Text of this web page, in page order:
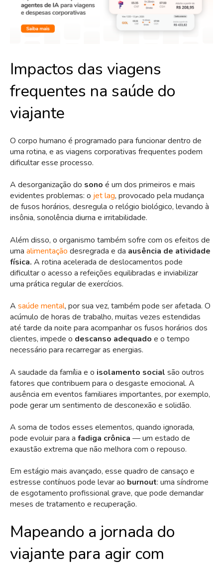
Impactos das viagens
frequentes na saúde do
viajante
O corpo humano é programado para funcionar dentro de
uma rotina, e as viagens corporativas frequentes podem
dificultar esse processo.
A desorganização do sono é um dos primeiros e mais
evidentes problemas: o jet lag, provocado pela mudança
de fusos horários, desregula o relógio biológico, levando à
insônia, sonolência diurna e irritabilidade.
Além disso, o organismo também sofre com os efeitos de
uma alimentação desregrada e da ausência de atividade
física. A rotina acelerada de deslocamentos pode
dificultar o acesso a refeições equilibradas e inviabilizar
uma prática regular de exercícios.
A saúde mental, por sua vez, também pode ser afetada. O
acúmulo de horas de trabalho, muitas vezes estendidas
até tarde da noite para acompanhar os fusos horários dos
clientes, impede o descanso adequado e o tempo
necessário para recarregar as energias.
A saudade da família e o isolamento social são outros
fatores que contribuem para o desgaste emocional. A
ausência em eventos familiares importantes, por exemplo,
pode gerar um sentimento de desconexão e solidão.
A soma de todos esses elementos, quando ignorada,
pode evoluir para a fadiga crônica — um estado de
exaustão extrema que não melhora com o repouso.
Em estágio mais avançado, esse quadro de cansaço e
estresse contínuos pode levar ao burnout: uma síndrome
de esgotamento profissional grave, que pode demandar
meses de tratamento e recuperação.
Mapeando a jornada do
viajante para agir com